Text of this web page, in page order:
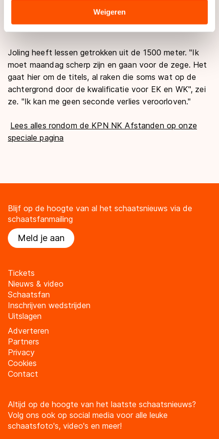
Sommige partners kunnen gegevens doorgeven aan
landen buiten de EU, zoals de VS, waar mogelijk geen
adequaat beschermingsniveau geldt volgens de GDPR.
overdracht. Meer informatie vindt u in ons cookiebeleid
Weigeren
geweest, maar op de drie kilometer doe ik echt mee
voor het podium en als dat lukt doe ik ook al snel mee
Joling heeft lessen getrokken uit de 1500 meter. "Ik
moet maandag scherp zijn en gaan voor de zege. Het
gaat hier om de titels, al raken die soms wat op de
achtergrond door de kwalificatie voor EK en WK", zei
ze. "Ik kan me geen seconde verlies veroorloven."
Lees alles rondom de KPN NK Afstanden op onze
speciale pagina
Blijf op de hoogte van al het schaatsnieuws via de
schaatsfanmailing
Meld je aan
Tickets
Nieuws & video
Schaatsfan
Inschrijven wedstrijden
Uitslagen
Adverteren
Partners
Privacy
Cookies
Contact
Altijd op de hoogte van het laatste schaatsnieuws?
Volg ons ook op social media voor alle leuke
schaatsfoto's, video's en meer!